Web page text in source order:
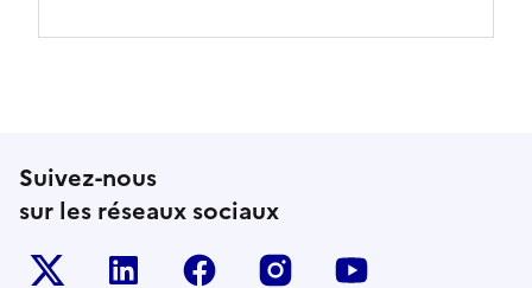
Suivez-nous
sur les réseaux sociaux
Le ministère sur Twitter
Le ministère sur LinkedIn
Le ministère sur Facebook
Le ministère sur